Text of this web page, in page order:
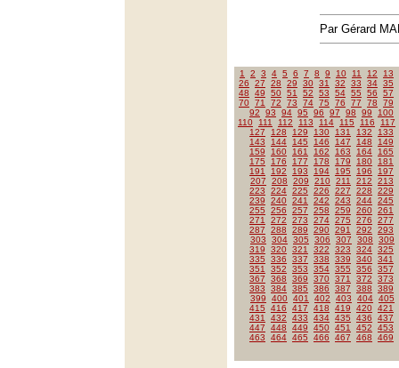
Par Gérard
1 2 3 4 5 6 7 8 9 10 11 12
13
26
27 28 29 30 31 32 33 34 35
48
49 50 51 52 53 54 55 56
57
70 71 72 73 74 75 76 77 78
79
92
93 94 95 96 97 98 99
100
110
111 112 113 114 115 116
117
127
128 129 130 131 132
133
143
144 145 146 147 148
149
159
160 161 162 163 164
165
175
176 177 178 179 180
181
191
192 193 194 195 196
197
207
208 209 210 211 212
213
223
224 225 226 227 228
229
239
240 241 242 243 244 245
255
256 257 258 259 260 261
271
272 273 274 275 276
277
287
288 289 290 291 292
293
303
304 305 306 307 308
309
319
320 321 322 323 324 325
335
336 337 338 339 340 341
351
352 353 354 355 356
357
367
368 369 370 371 372
373
383
384 385 386 387 388
389
399
400 401 402 403 404 405
415
416 417 418 419 420 421
431
432 433 434 435 436
437
447
448 449 450 451 452
453
463
464 465 466 467 468 469